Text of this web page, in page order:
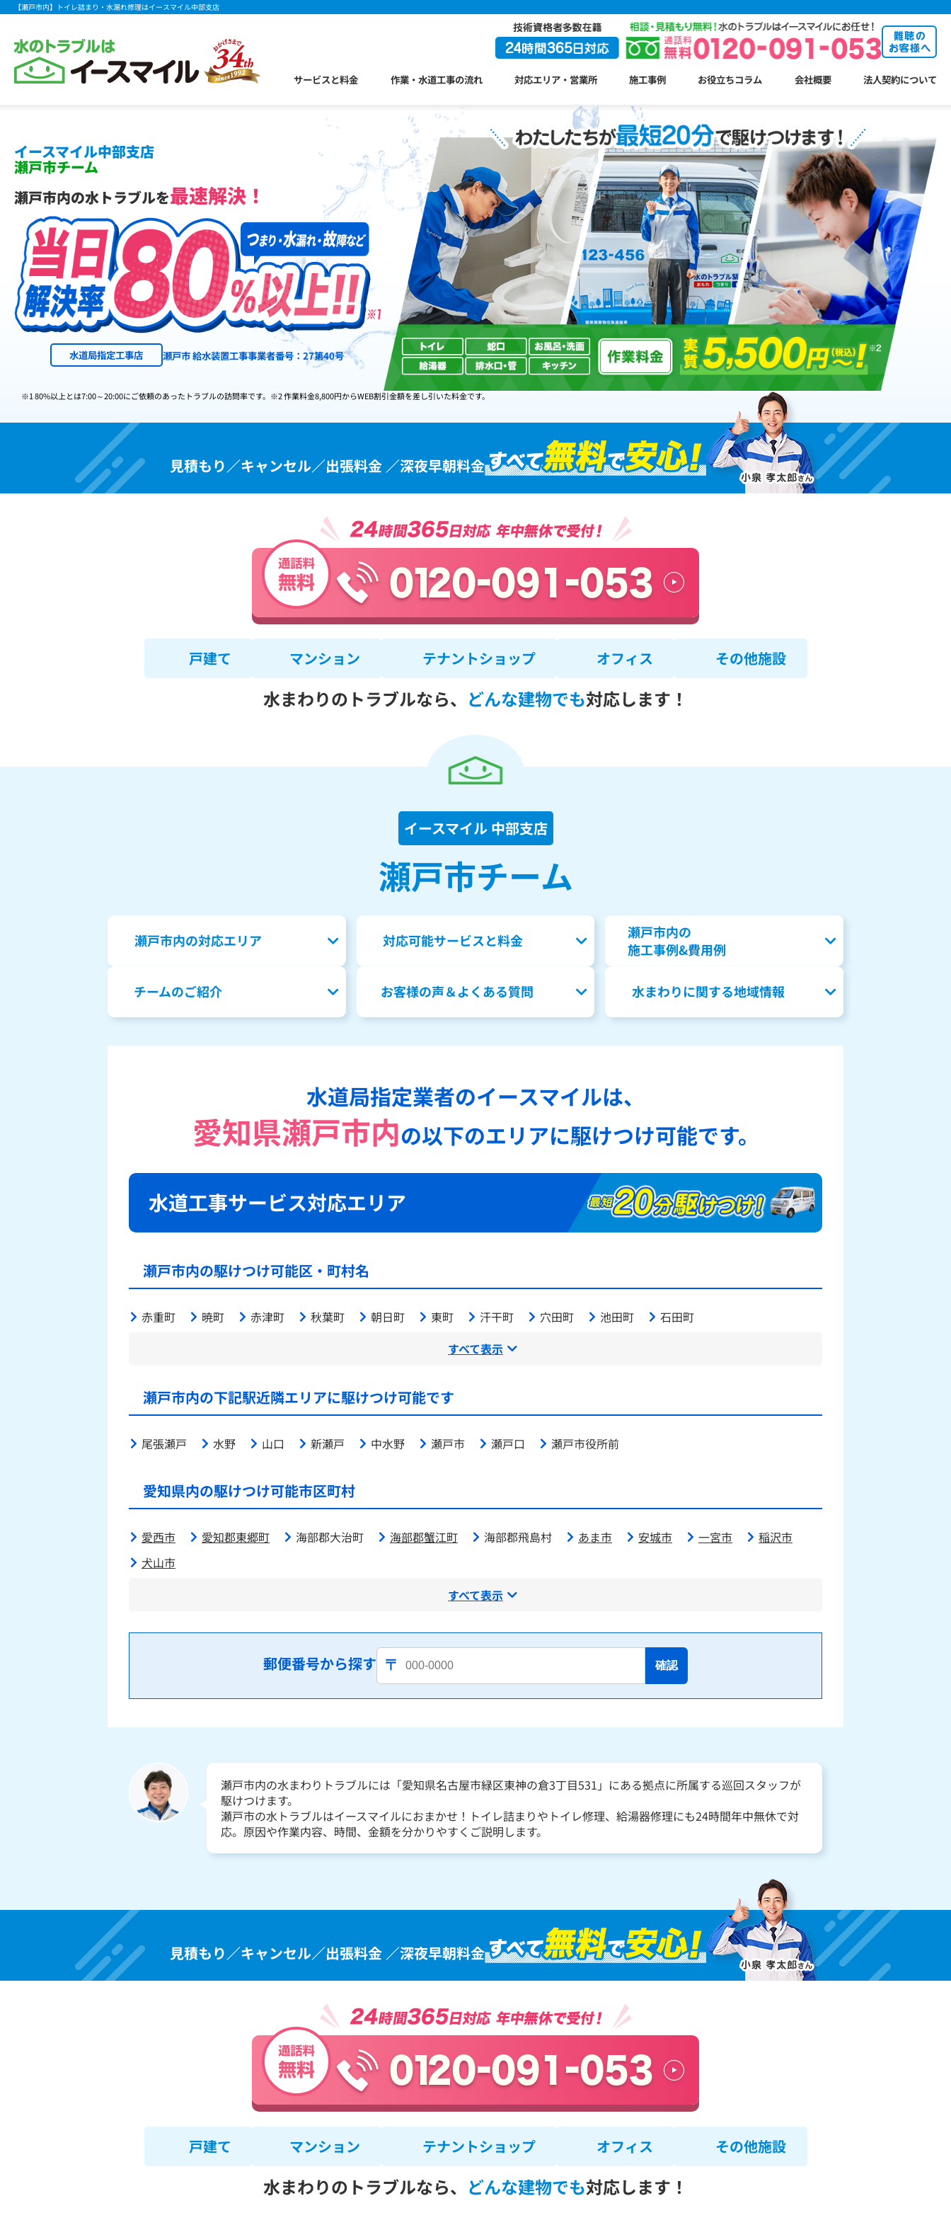
【瀬戸市内】トイレ詰まり・水漏れ修理はイースマイル中部支店
サービスと料金 作業・水道工事の流れ 対応エリア・営業所 施工事例 お役立ちコラム 会社概要 法人契約について
イースマイル中部支店
瀬戸市チーム
瀬戸市内の水トラブルを最速解決！
水道局指定工事店 瀬戸市 給水装置工事事業者番号：27第40号
※1 80%以上とは7:00～20:00にご依頼のあったトラブルの訪問率です。 ※2 作業料金8,800円からWEB割引金額を差し引いた料金です。
見積もり／キャンセル／出張料金 ／深夜早朝料金
戸建て マンション テナントショップ オフィス その他施設
水まわりのトラブルなら、 どんな建物でも対応します！
イースマイル 中部支店
瀬戸市チーム
瀬戸市内の対応エリア 対応可能サービスと料金
瀬戸市内の
施工事例&費用例
チームのご紹介 お客様の声＆よくある質問 水まわりに関する地域情報
水道局指定業者のイースマイルは、
愛知県瀬戸市内の以下のエリアに駆けつけ可能です。
水道工事サービス対応エリア
瀬戸市内の駆けつけ可能区・町村名
赤重町 暁町 赤津町 秋葉町 朝日町 東町 汗干町 穴田町 池田町
石田町
すべて表示
瀬戸市内の下記駅近隣エリアに駆けつけ可能です
尾張瀬戸 水野 山口 新瀬戸 中水野 瀬戸市 瀬戸口 瀬戸市役所前
愛知県内の駆けつけ可能市区町村
愛西市 愛知郡東郷町 海部郡大治町 海部郡蟹江町 海部郡飛島村 あま市 安城市 一宮市
稲沢市
犬山市
すべて表示
郵便番号から探す 確認
瀬戸市内の水まわりトラブルには「愛知県名古屋市緑区東神の倉3丁目531」にある拠点に所属する巡回スタッフが
駆けつけます。
瀬戸市の水トラブルはイースマイルにおまかせ！トイレ詰まりやトイレ修理、給湯器修理にも24時間年中無休で対
応。原因や作業内容、時間、金額を分かりやすくご説明します。
見積もり／キャンセル／出張料金 ／深夜早朝料金
戸建て マンション テナントショップ オフィス その他施設
水まわりのトラブルなら、 どんな建物でも対応します！